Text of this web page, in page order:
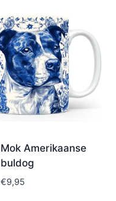
Mok Amerikaanse
buldog
€9,95